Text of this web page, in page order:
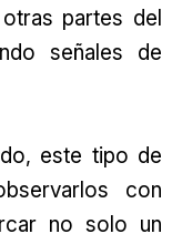
partes del
señales de
este tipo de
con
no solo un